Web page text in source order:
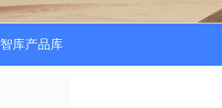
智库产品库